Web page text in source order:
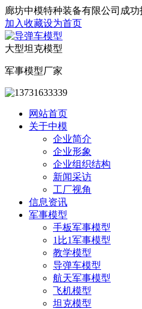
廊坊中模特种装备有限公司成功
加入收藏设为首页
大型坦克模型
军事模型厂家
网站首页
关于中模
企业简介
企业形象
企业组织结构
新闻采访
工厂视角
信息资讯
军事模型
手板军事模型
1比1军事模型
教学模型
导弹车模型
航天军事模型
飞机模型
坦克模型